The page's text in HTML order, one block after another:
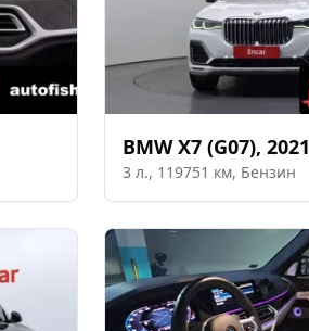
BMW X7 (G07), 2021
3 л., 119751 км, Бензин